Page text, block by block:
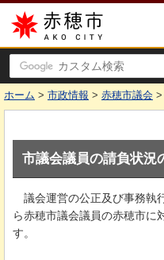
赤穂市
ホーム > 市政情報 > 赤穂市議会 >
市議会議員の請負状況
議会運営の公正及び事務執
ら赤穂市議会議員の赤穂市に
す。